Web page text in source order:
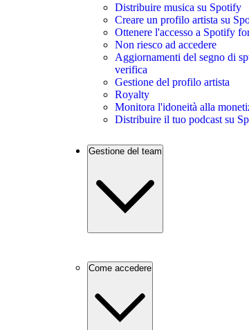
Distribuire musica su Spotify
Creare un profilo artista su
Ottenere l'accesso a Spotify
Non riesco ad accedere
Aggiornamenti del segno di
verifica
Gestione del profilo artista
Royalty
Monitora l'idoneità alla
Distribuire il tuo podcast su
Gestione del team
Come accedere